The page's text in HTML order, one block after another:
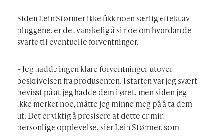
Siden Lein Størmer ikke fikk noen særlig effekt av
pluggene, er det vanskelig å si noe om hvordan de
svarte til eventuelle forventninger.
– Jeg hadde ingen klare forventninger utover
beskrivelsen fra produsenten. I starten var jeg svært
bevisst på at jeg hadde dem i øret, men siden jeg
ikke merket noe, måtte jeg minne meg på å ta dem
ut. Det er viktig å presisere at dette er min
personlige opplevelse, sier Lein Størmer, som